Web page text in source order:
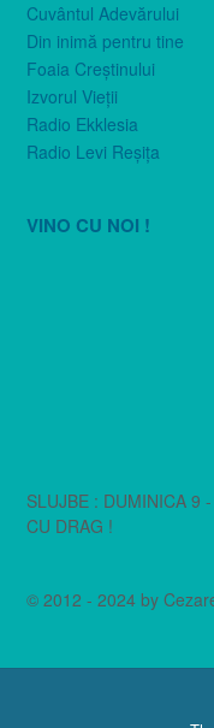
Cuvântul Adevărului
Din inimă pentru tine
Foaia Creştinului
Izvorul Vieţii
Radio Ekklesia
Radio Levi Reşiţa
VINO CU NOI !
SLUJBE : DUMINICA 9
CU DRAG !
© 2012 - 2024 by